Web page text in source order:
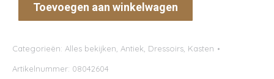
Toevoegen aan winkelwagen
Categorieën: Alles bekijken Antiek Dressoirs Kasten
Artikelnummer: 08042604